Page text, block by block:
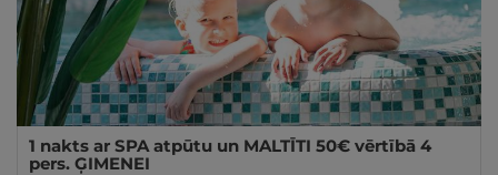
1 nakts ar SPA atpūtu un MALTĪTI 50€ vērtībā 4
pers. ĢIMENEI